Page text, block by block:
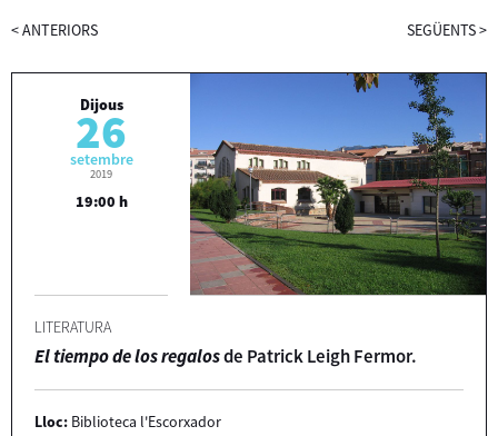
<ANTERIORS SEGÜENTS>
Dijous
26
setembre
2019
19:00 h
LITERATURA
El tiempo de los regalosde Patrick Leigh Fermor.
Lloc: Biblioteca l'Escorxador